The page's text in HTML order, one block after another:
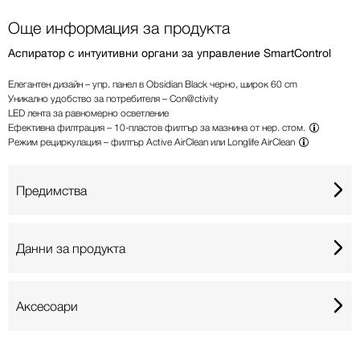
Още информация за продукта
Aспиратор с интуитивни органи за управление SmartControl
Елегантен дизайн – упр. панел в Obsidian Black черно, широк 60 cm
Уникално удобство за потребителя – Con@ctivity
LED лента за равномерно осветление
Ефективна филтрация – 10-пластов филтър за мазнина от нер. стом.
Режим рециркулация – филтър Active AirClean или Longlife AirClean
Предимства
Данни за продукта
Аксесоари